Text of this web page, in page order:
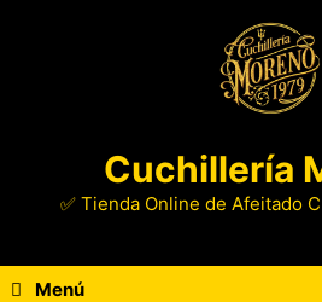
Cuchillería
✅ Tienda Online de Afeitado
Menú